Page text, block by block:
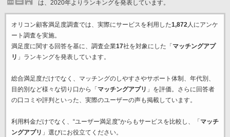
は、2020年よりランキングを発表しています。
オリコン顧客満足度調査では、実際にサービスを利用した1,872人にアンケ
ート調査を実施。
満足度に関する回答を基に、調査企業17社を対象にした「 マッチングアプ
リ 」ランキングを発表しています。
総合満足度だけでなく、マッチングのしやすさやサポート体制、年代別、
目的別など様々な切り口から「 マッチングアプリ 」を評価。さらに回答者
の口コミや評判といった、実際のユーザーの声も掲載しています。
利用料金だけでなく、“ユーザー満足度”からもサービスを比較し、「 マッチ
ングアプリ 」選びにお役立てください。